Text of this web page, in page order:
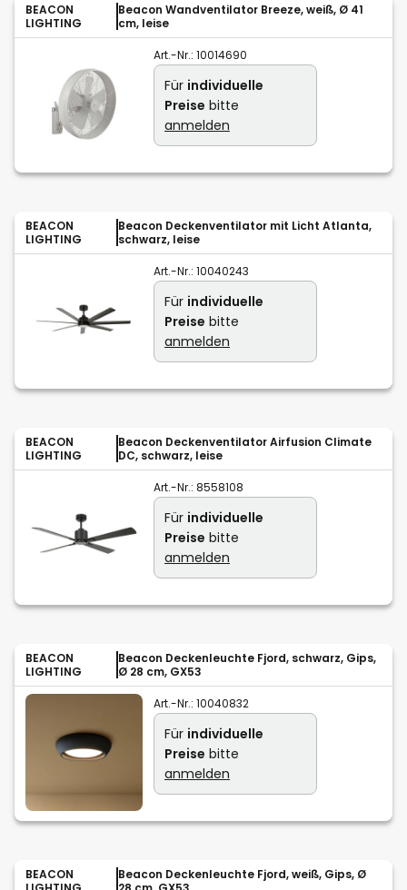
BEACON
LIGHTING
Beacon Wandventilator Breeze, weiß, Ø 41
cm, leise
Art.-Nr.: 10014690
Für individuelle
Preise bitte
anmelden
BEACON
LIGHTING
Beacon Deckenventilator mit Licht Atlanta,
schwarz, leise
Art.-Nr.: 10040243
Für individuelle
Preise bitte
anmelden
BEACON
LIGHTING
Beacon Deckenventilator Airfusion Climate
DC, schwarz, leise
Art.-Nr.: 8558108
Für individuelle
Preise bitte
anmelden
BEACON
LIGHTING
Beacon Deckenleuchte Fjord, schwarz, Gips,
Ø 28 cm, GX53
Art.-Nr.: 10040832
Für individuelle
Preise bitte
anmelden
BEACON
Beacon Deckenleuchte Fjord, weiß, Gips, Ø